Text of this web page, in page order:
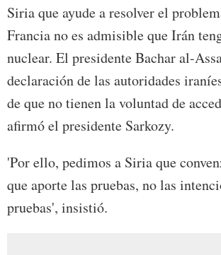
Siria que ayude a resolver el
Francia no es admisible que Irán
nuclear. El presidente Bachar al-
declaración de las autoridades
de que no tienen la voluntad de
afirmó el presidente Sarkozy.
'Por ello, pedimos a Siria que
que aporte las pruebas, no las
pruebas', insistió.